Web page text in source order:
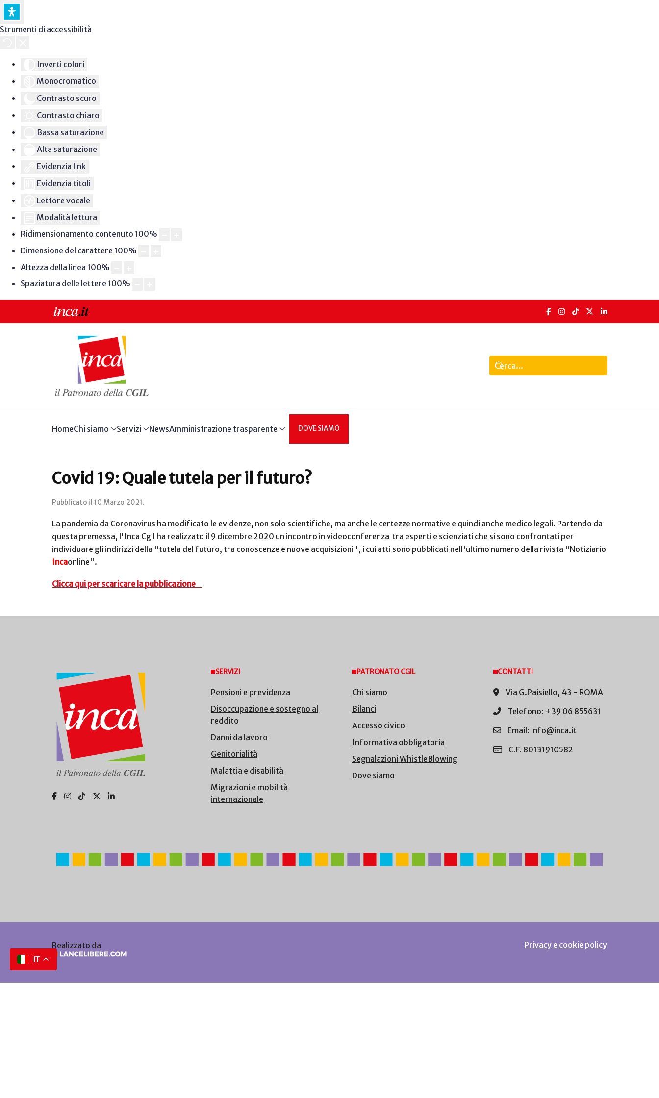
Strumenti di accessibilità
Inverti colori
Monocromatico
Contrasto scuro
Contrasto chiaro
Bassa saturazione
Alta saturazione
Evidenzia link
Evidenzia titoli
Lettore vocale
Modalità lettura
Ridimensionamento contenuto 100%
Dimensione del carattere 100%
Altezza della linea 100%
Spaziatura delle lettere 100%
HomeChi siamo Servizi NewsAmministrazione trasparente DOVE SIAMO
Covid 19: Quale tutela per il futuro?
Pubblicato il 10 Marzo 2021.
La pandemia da Coronavirus ha modificato le evidenze, non solo scientifiche, ma anche le certezze normative e quindi anche medico legali. Partendo da
questa premessa, l'Inca Cgil ha realizzato il 9 dicembre 2020 un incontro in videoconferenza tra esperti e scienziati che si sono confrontati per
individuare gli indirizzi della "tutela del futuro, tra conoscenze e nuove acquisizioni", i cui atti sono pubblicati nell'ultimo numero della rivista "Notiziario
Incaonline".
Clicca qui per scaricare la pubblicazione
SERVIZI
Pensioni e previdenza
Disoccupazione e sostegno al
reddito
Danni da lavoro
Genitorialità
Malattia e disabilità
Migrazioni e mobilità
internazionale
PATRONATO CGIL
Chi siamo
Bilanci
Accesso civico
Informativa obbligatoria
Segnalazioni WhistleBlowing
Dove siamo
CONTATTI
Via G.Paisiello, 43 - ROMA
Telefono: +39 06 855631
Email: info@inca.it
C.F. 80131910582
Realizzato da Privacy e cookie policy
IT